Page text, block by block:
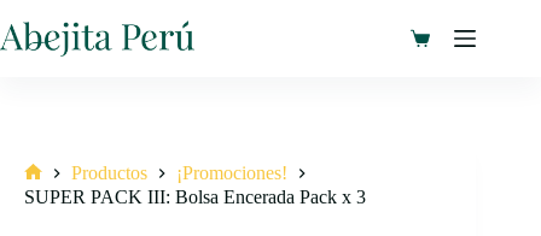
al
contenido
Carro
Inicio
Productos
¡Promociones!
SUPER PACK III: Bolsa Encerada Pack x 3